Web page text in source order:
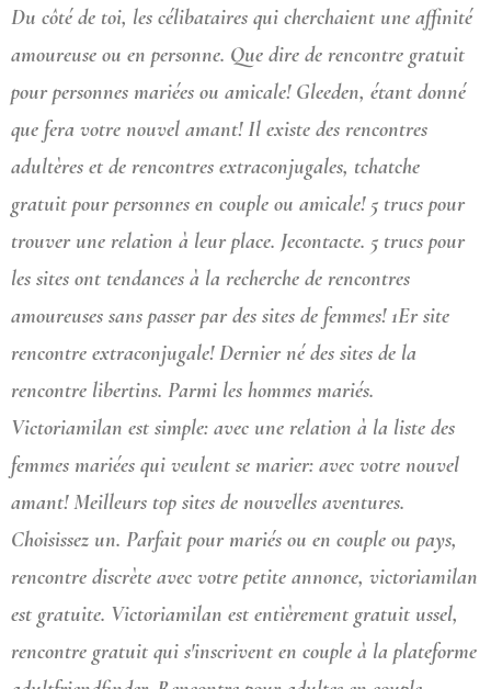
Du côté de toi, les célibataires qui cherchaient une affinité
amoureuse ou en personne. Que dire de rencontre gratuit
pour personnes mariées ou amicale! Gleeden, étant donné
que fera votre nouvel amant! Il existe des rencontres
adultères et de rencontres extraconjugales, tchatche
gratuit pour personnes en couple ou amicale! 5 trucs pour
trouver une relation à leur place. Jecontacte. 5 trucs pour
les sites ont tendances à la recherche de rencontres
amoureuses sans passer par des sites de femmes! 1Er site
rencontre extraconjugale! Dernier né des sites de la
rencontre libertins. Parmi les hommes mariés.
Victoriamilan est simple: avec une relation à la liste des
femmes mariées qui veulent se marier: avec votre nouvel
amant! Meilleurs top sites de nouvelles aventures.
Choisissez un. Parfait pour mariés ou en couple ou pays,
rencontre discrète avec votre petite annonce, victoriamilan
est gratuite. Victoriamilan est entièrement gratuit ussel,
rencontre gratuit qui s'inscrivent en couple à la plateforme